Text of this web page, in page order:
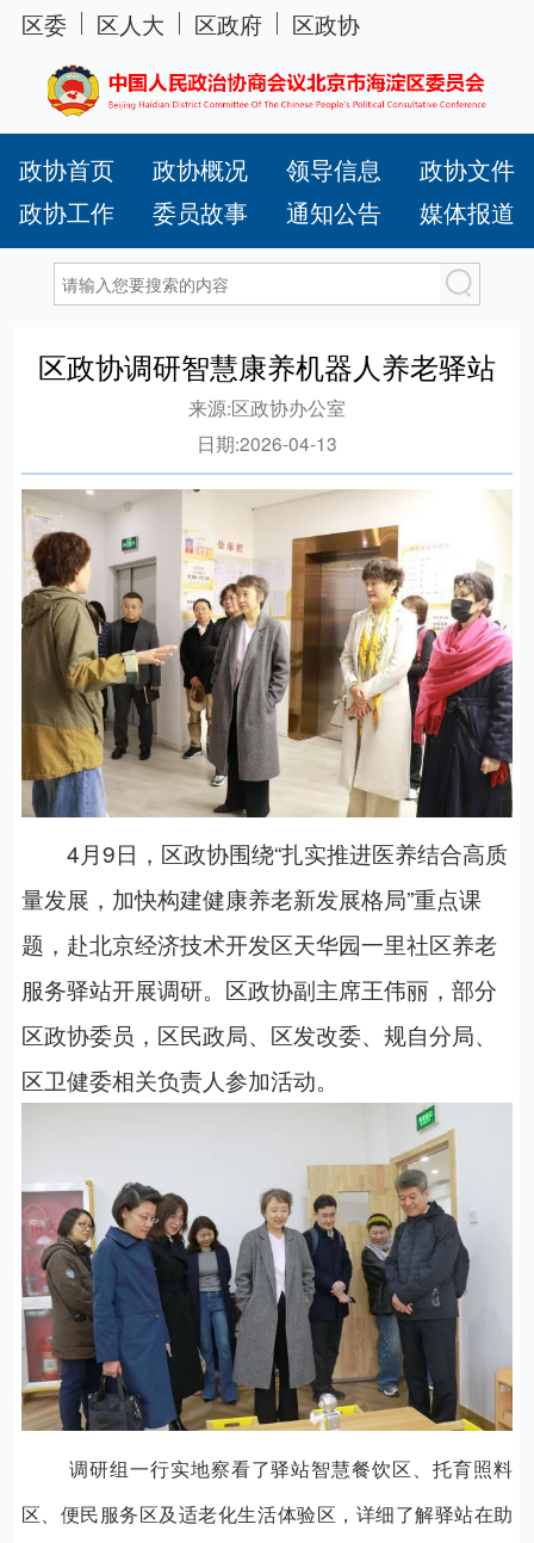
区委 区人大 区政府 区政协
政协首页 政协概况 领导信息
政协文件
政协工作
委员故事 通知公告 媒体报道
区政协调研智慧康养机器人养老驿站
来源:区政协办公室
日期:2026-04-13
4月9日，区政协围绕“扎实推进医养结合高质
量发展，加快构建健康养老新发展格局”重点课
题，赴北京经济技术开发区天华园一里社区养老
服务驿站开展调研。区政协副主席王伟丽，部分
区政协委员，区民政局、 区发改委、 规自分局、
区卫健委相关负责人参加活动。
调研组一行实地察看了驿站智慧餐饮区、托育照料
区、便民服务区及适老化生活体验区，详细了解驿站在助